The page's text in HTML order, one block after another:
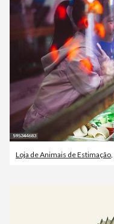
Loja de Animais de Estimação